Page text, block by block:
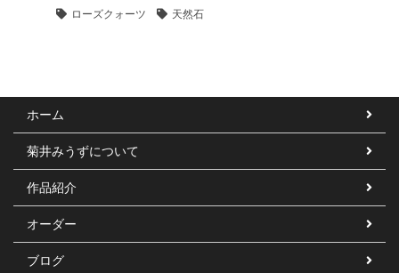
ローズクォーツ
天然石
ホーム
菊井みうずについて
作品紹介
オーダー
ブログ